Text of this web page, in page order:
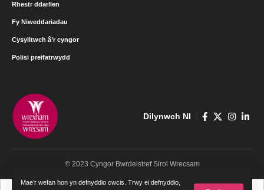
Mae’r wefan hon yn defnyddio cwcis. Trwy ei defnyddio,
Rhestr ddarllen
Fy Niweddariadau
Cysylltwch â’r cyngor
Polisi preifatrwydd
Dilynwch NI
© 2023 Cyngor Bwrdeistref Sirol Wrecsam